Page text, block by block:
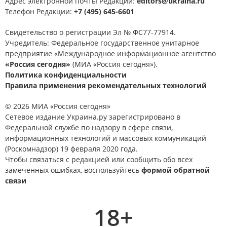
Телефон Редакции: +7 (495) 645-6601
Свидетельство о регистрации Эл № ФС77-77914.
Учредитель: Федеральное государственное унитарное
предприятие «Международное информационное агентство
«Россия сегодня» (МИА «Россия сегодня»).
Политика конфиденциальности
Правила применения рекомендательных технологий
© 2026 МИА «Россия сегодня»
Сетевое издание Украина.ру зарегистрировано в
Федеральной службе по надзору в сфере связи,
информационных технологий и массовых коммуникаций
(Роскомнадзор) 19 февраля 2020 года.
Чтобы связаться с редакцией или сообщить обо всех
замеченных ошибках, воспользуйтесь формой обратной
связи
18+